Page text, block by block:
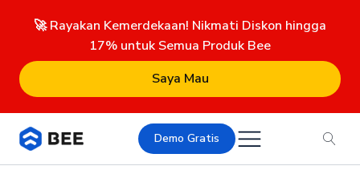
🚀 Rayakan Kemerdekaan! Nikmati Diskon hingga
17% untuk Semua Produk Bee
Saya Mau
Demo Gratis